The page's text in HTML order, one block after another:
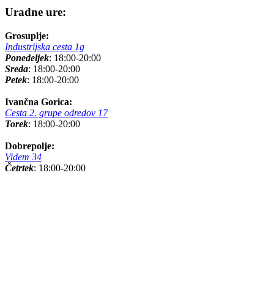
Uradne ure:
Grosuplje:
Industrijska cesta 1g
Ponedeljek: 18:00-20:00
Sreda: 18:00-20:00
Petek: 18:00-20:00
Ivančna Gorica:
Cesta 2. grupe odredov 17
Torek: 18:00-20:00
Dobrepolje:
Videm 34
Četrtek: 18:00-20:00